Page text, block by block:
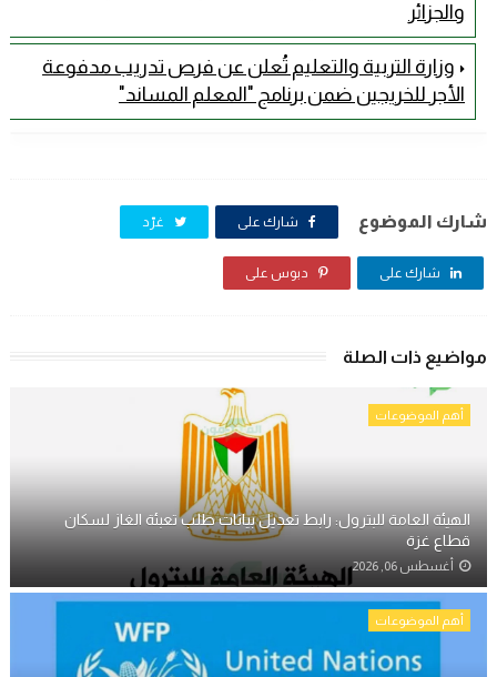
والجزائر
وزارة التربية والتعليم تُعلن عن فرص تدريب مدفوعة
الأجر للخريجين ضمن برنامج "المعلم المساند"
شارك الموضوع شارك على غرّد
شارك على دبوس على
مواضيع ذات الصلة
أهم الموضوعات
الهيئة العامة للبترول: رابط تعديل بيانات طلب تعبئة الغاز لسكان
قطاع غزة
أغسطس 06, 2026
أهم الموضوعات